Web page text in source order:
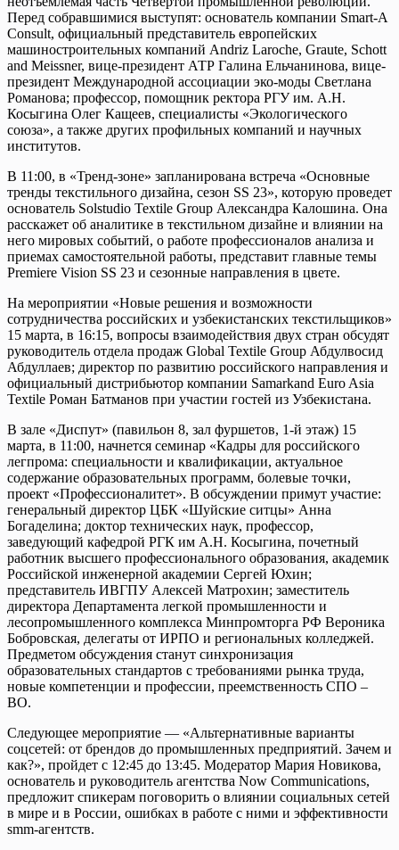
Перед собравшимися выступят: основатель компании Smart-A
Consult, официальный представитель европейских
машиностроительных компаний Andriz Laroche, Graute, Schott
and Meissner, вице-президент АТР Галина Ельчанинова, вице-
президент Международной ассоциации эко-моды Светлана
Романова; профессор, помощник ректора РГУ им. А.Н.
Косыгина Олег Кащеев, специалисты «Экологического
союза», а также других профильных компаний и научных
институтов.
В 11:00, в «Тренд-зоне» запланирована встреча «Основные
тренды текстильного дизайна, сезон SS 23», которую проведет
основатель Solstudio Textile Group Александра Калошина. Она
расскажет об аналитике в текстильном дизайне и влиянии на
него мировых событий, о работе профессионалов анализа и
приемах самостоятельной работы, представит главные темы
Рremiere Vision SS 23 и сезонные направления в цвете.
На мероприятии «Новые решения и возможности
сотрудничества российских и узбекистанских текстильщиков»
15 марта, в 16:15, вопросы взаимодействия двух стран обсудят
руководитель отдела продаж Global Textile Group Абдулвосид
Абдуллаев; директор по развитию российского направления и
официальный дистрибьютор компании Samarkand Euro Asia
Textile Роман Батманов при участии гостей из Узбекистана.
В зале «Диспут» (павильон 8, зал фуршетов, 1-й этаж) 15
марта, в 11:00, начнется семинар «Кадры для российского
легпрома: специальности и квалификации, актуальное
содержание образовательных программ, болевые точки,
проект «Профессионалитет». В обсуждении примут участие:
генеральный директор ЦБК «Шуйские ситцы» Анна
Богаделина; доктор технических наук, профессор,
заведующий кафедрой РГК им А.Н. Косыгина, почетный
работник высшего профессионального образования, академик
Российской инженерной академии Сергей Юхин;
представитель ИВГПУ Алексей Матрохин; заместитель
директора Департамента легкой промышленности и
лесопромышленного комплекса Минпромторга РФ Вероника
Бобровская, делегаты от ИРПО и региональных колледжей.
Предметом обсуждения станут синхронизация
образовательных стандартов с требованиями рынка труда,
новые компетенции и профессии, преемственность СПО –
ВО.
Следующее мероприятие — «Альтернативные варианты
соцсетей: от брендов до промышленных предприятий. Зачем и
как?», пройдет с 12:45 до 13:45. Модератор Мария Новикова,
основатель и руководитель агентства Now Communications,
предложит спикерам поговорить о влиянии социальных сетей
в мире и в России, ошибках в работе с ними и эффективности
smm-агентств.